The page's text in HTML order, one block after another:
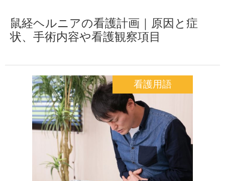
鼠経ヘルニアの看護計画｜原因と症
状、手術内容や看護観察項目
看護用語